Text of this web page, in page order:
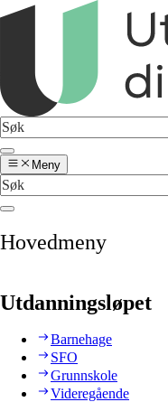
Meny
Hovedmeny
Utdanningsløpet
Barnehage
SFO
Grunnskole
Videregående